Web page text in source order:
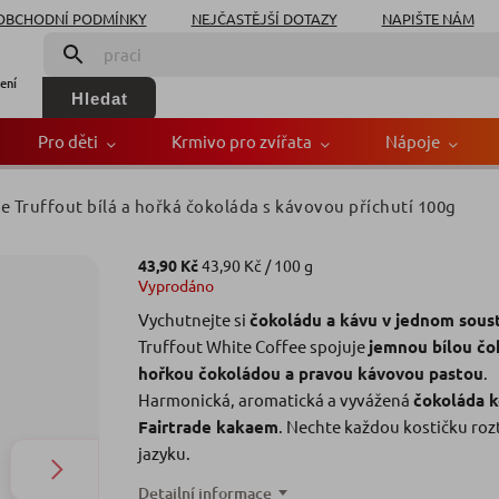
PODMÍNKY NEJČASTĚJŠÍ DOTAZY NAPIŠTE NÁM
Hledat
Pro děti Krmivo pro zvířata Nápoje
Truffout bílá a hořká čokoláda s kávovou příchutí 100g
čokoláda s
43,90 Kč43,90 Kč / 100 g
Vyprodáno
Vychutnejte si čokoládu a kávu v jednom
Truffout White Coffee spojuje jemnou bílou
hořkou čokoládou a pravou kávovou pastou.
Harmonická, aromatická a vyvážená čokoláda
Fairtrade kakaem. Nechte každou kostičku
jazyku.
Detailní informace